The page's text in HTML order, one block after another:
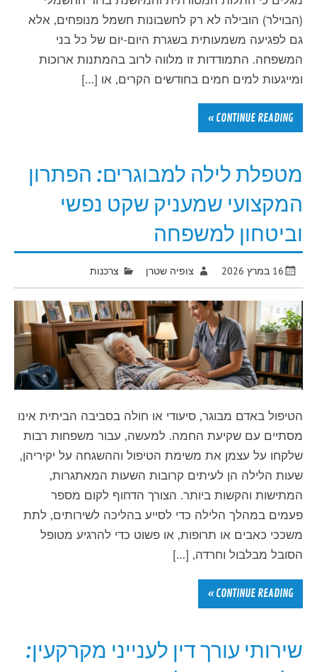
(הבוילר) הובילה לא רק לחשבונות חשמל מנופחים, אלא
גם לפגיעה משמעותית בשגרת היום-יום של כל בני
המשפחה. התמודדות זו מלווה לרוב בהמתנות ארוכות
ומייגעות למים חמים בחודשים הקרים, או […]
CONTINUE READING »
מטפלת לילה למבוגרים: הפתרון
המקצועי שמעניק שקט נפשי
וביטחון למשפחה
16 במרץ 2026 צופיה שטרן צרכנות
הטיפול באדם מבוגר, סיעודי או חולה בסביבה הביתית אינו
מסתיים עם שקיעת החמה. למעשה, עבור משפחות רבות
שלקחו על עצמן את משימת הטיפול וההשגחה על יקיריהן,
שעות הלילה הן לעיתים קרובות השעות המאתגרות,
המתישות והקשות ביותר. הצורך הדחוף לקום מספר
פעמים במהלך הלילה כדי לסייע בהליכה לשירותים, לתת
משככי כאבים או תרופות, או פשוט כדי להרגיע מטופל
הסובל מבלבול וחרדה, […]
CONTINUE READING »
שירותי עורך דין לענייני מקרקעין: